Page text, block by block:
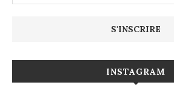
INSTAGRAM